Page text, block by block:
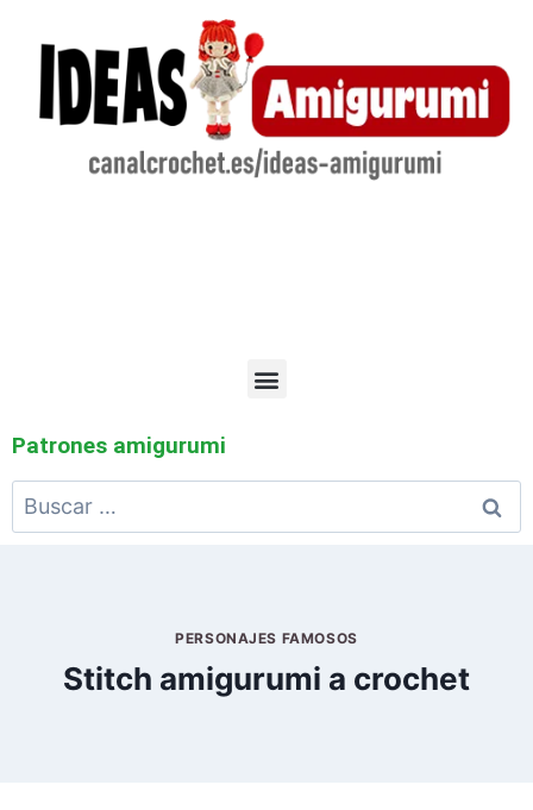
Patrones amigurumi
PERSONAJES FAMOSOS
Stitch amigurumi a crochet